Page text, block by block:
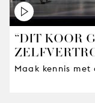
“DIT KOOR
Maak kennis